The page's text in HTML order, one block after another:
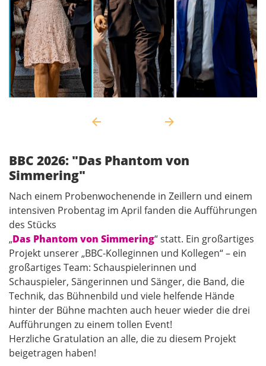
BBC 2026: "Das Phantom von
Simmering"
Nach einem Probenwochenende in Zeillern und einem
intensiven Probentag im April fanden die Aufführungen
des Stücks
„Das Phantom von Simmering“ statt. Ein großartiges
Projekt unserer „BBC-Kolleginnen und Kollegen“ – ein
großartiges Team: Schauspielerinnen und
Schauspieler, Sängerinnen und Sänger, die Band, die
Technik, das Bühnenbild und viele helfende Hände
hinter der Bühne machten auch heuer wieder die drei
Aufführungen zu einem tollen Event!
Herzliche Gratulation an alle, die zu diesem Projekt
beigetragen haben!